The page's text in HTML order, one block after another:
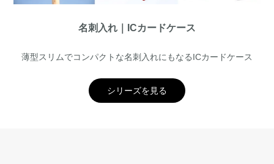
名刺入れ｜ICカードケース
薄型スリムでコンパクトな名刺入れにもなるICカードケース
シリーズを見る